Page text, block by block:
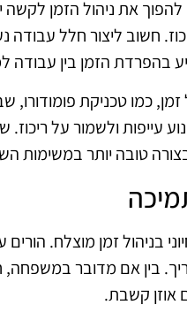
את ניהול הזמן לקשה
חשוב ליצור חלל עבודה
בהפרדת הזמן בין
עייפות ולשמור על ריכוז.
טובה יותר במשימות
בניהול זמן מוצלח.
בין אם מדובר במשפחה,
אוזן קשבת.